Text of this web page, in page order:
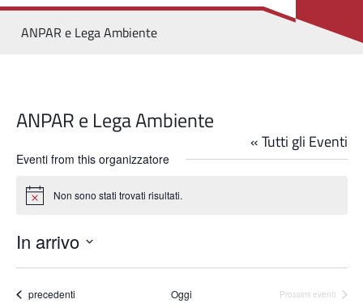
ANPAR e Lega Ambiente
ANPAR e Lega Ambiente
« Tutti gli Eventi
Eventi from this organizzatore
Notice Non sono stati trovati risultati.
In arrivo
data.
Eventi
precedenti Oggi Prossimi eventi